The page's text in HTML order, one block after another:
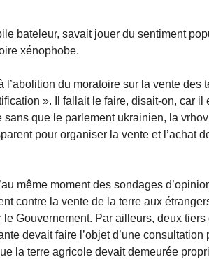
bateleur, savait jouer du sentiment
xénophobe.
l’abolition du moratoire sur la vente des
». Il fallait le faire, disait-on, car il
sans que le parlement ukrainien, la
pour organiser la vente et l’achat
même moment des sondages
contre la vente de la terre aux
Gouvernement. Par ailleurs, deux tiers
devait faire l’objet d’une consultation
la terre agricole devait demeurée